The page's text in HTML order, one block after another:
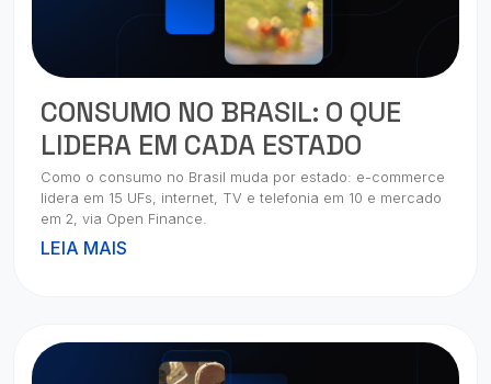
CONSUMO NO BRASIL: O QUE
LIDERA EM CADA ESTADO
Como o consumo no Brasil muda por estado: e-commerce
lidera em 15 UFs, internet, TV e telefonia em 10 e mercado
em 2, via Open Finance.
LEIA MAIS